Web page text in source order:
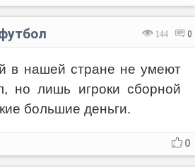
144 0
в нашей стране не умеют
но лишь игроки сборной
большие деньги.
0